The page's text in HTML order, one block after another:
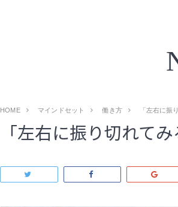
HOME マインドセット 働き方 「左右に振
「左右に振り切れてみ